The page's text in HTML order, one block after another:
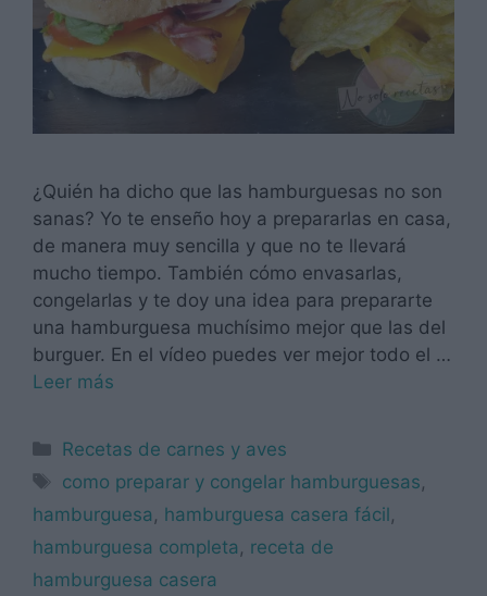
¿Quién ha dicho que las hamburguesas no son
sanas? Yo te enseño hoy a prepararlas en casa,
de manera muy sencilla y que no te llevará
mucho tiempo. También cómo envasarlas,
congelarlas y te doy una idea para prepararte
una hamburguesa muchísimo mejor que las del
burguer. En el vídeo puedes ver mejor todo el …
Leer más
Categorías
Recetas de carnes y aves
Etiquetas
como preparar y congelar hamburguesas,
hamburguesa , hamburguesa casera fácil,
hamburguesa completa , receta de
hamburguesa casera